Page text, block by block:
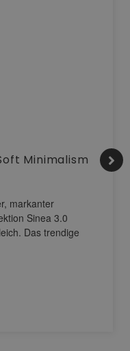
Minimalism
markanter
Sinea 3.0
Das trendige